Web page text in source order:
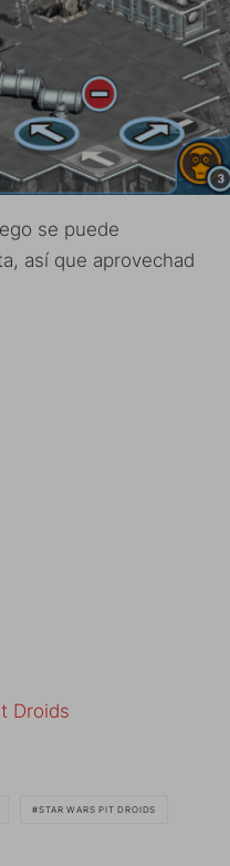
se puede
así que aprovechad
Droids
STAR WARS PIT DROIDS